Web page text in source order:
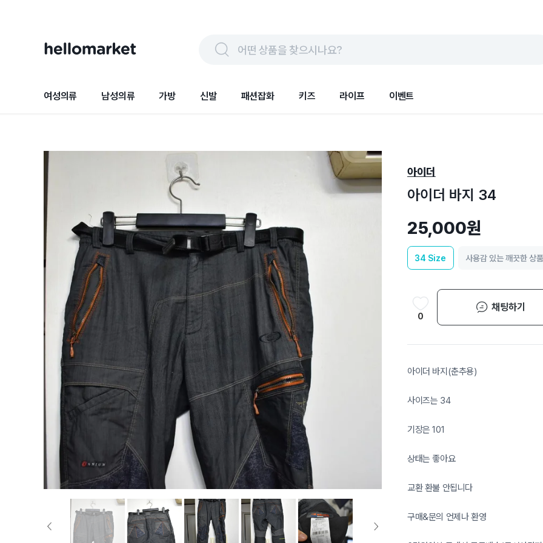
어떤 상품을 찾으시나요?
여성의류 남성의류 가방 신발 패션잡화 키즈 라이프 이벤트
아이더
아이더 바지 34
25,000원
34 Size 사용감 있는 깨끗한 상
0
채팅하기
아이더 바지(춘추용)
사이즈는 34
기장은 101
상태는 좋아요
교환 환불 안됩니다
구매&문의 언제나 환영